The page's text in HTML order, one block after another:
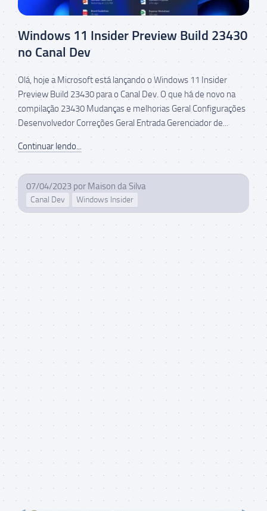
Windows 11 Insider Preview Build 23430
no Canal Dev
Olá, hoje a Microsoft está lançando o Windows 11 Insider
Preview Build 23430 para o Canal Dev. O que há de novo na
compilação 23430 Mudanças e melhorias Geral Configurações
Desenvolvedor Correções Geral Entrada Gerenciador de...
Continuar lendo...
07/04/2023 por Maison da Silva
Canal Dev Windows Insider